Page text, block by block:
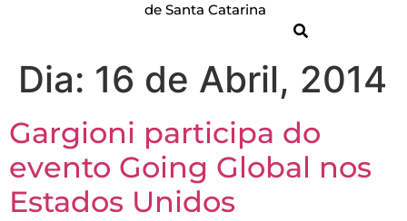
de Santa Catarina
Dia: 16 de Abril, 2014
Gargioni participa do
evento Going Global nos
Estados Unidos